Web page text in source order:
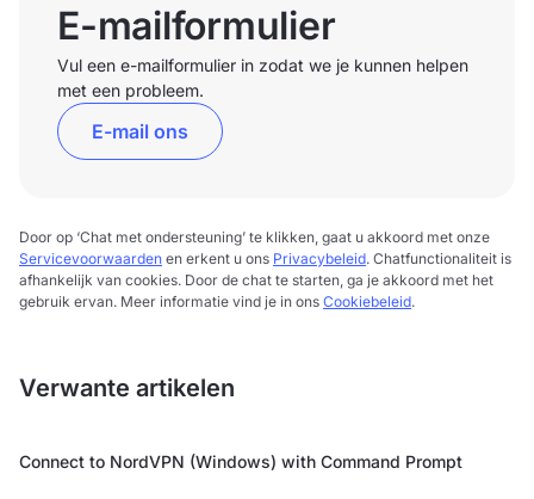
E-mailformulier
Vul een e-mailformulier in zodat we je kunnen helpen
met een probleem.
E-mail ons
Door op ‘Chat met ondersteuning’ te klikken, gaat u akkoord met onze
Servicevoorwaarden en erkent u ons Privacybeleid. Chatfunctionaliteit is
afhankelijk van cookies. Door de chat te starten, ga je akkoord met het
gebruik ervan. Meer informatie vind je in ons Cookiebeleid.
Verwante artikelen
Connect to NordVPN (Windows) with Command Prompt